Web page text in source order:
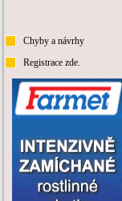
Chyby a návrhy
Registrace zde.